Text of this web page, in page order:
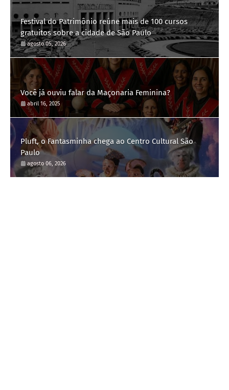
Festival do Patrimônio reúne mais de 100 cursos
gratuitos sobre a cidade de São Paulo
agosto 05, 2026
Você já ouviu falar da Maçonaria Feminina?
abril 16, 2025
Pluft, o Fantasminha chega ao Centro Cultural São
Paulo
agosto 06, 2026